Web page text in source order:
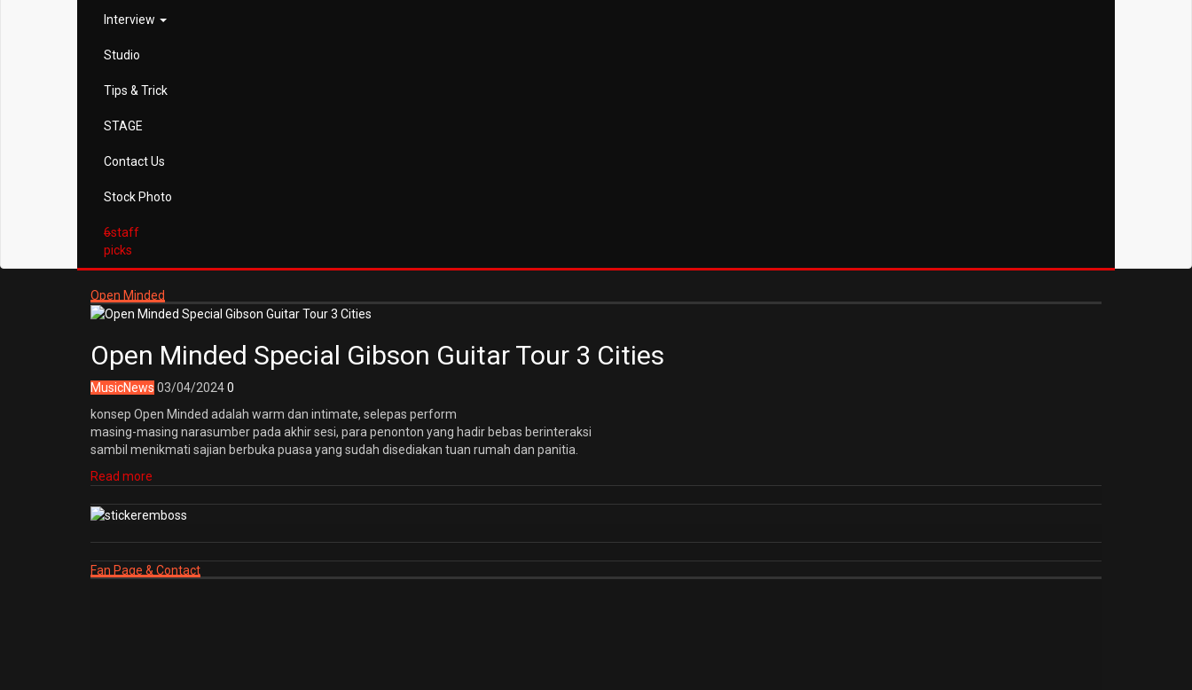
Interview
Studio
Tips & Trick
STAGE
Contact Us
Stock Photo
6staff
picks
Open Minded
Open Minded Special Gibson Guitar Tour 3 Cities
MusicNews 03/04/20240
konsep Open Minded adalah warm dan intimate, selepas perform
masing-masing narasumber pada akhir sesi, para penonton yang hadir bebas berinteraksi
sambil menikmati sajian berbuka puasa yang sudah disediakan tuan rumah dan panitia.
Read more
Fan Page & Contact